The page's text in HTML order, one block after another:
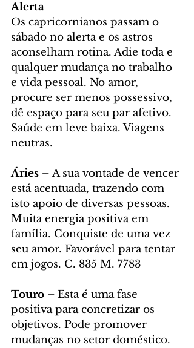
Alerta
Os capricornianos passam o
sábado no alerta e os astros
aconselham rotina. Adie toda e
qualquer mudança no trabalho
e vida pessoal. No amor,
procure ser menos possessivo,
dê espaço para seu par afetivo.
Saúde em leve baixa. Viagens
neutras.
Áries – A sua vontade de vencer
está acentuada, trazendo com
isto apoio de diversas pessoas.
Muita energia positiva em
família. Conquiste de uma vez
seu amor. Favorável para tentar
em jogos. C. 835 M. 7783
Touro – Esta é uma fase
positiva para concretizar os
objetivos. Pode promover
mudanças no setor doméstico.